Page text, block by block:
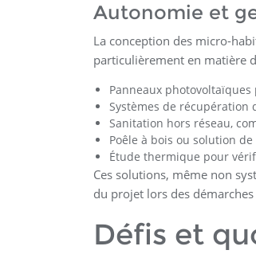
Autonomie et
La conception des micro-
particulièrement en matière
Panneaux
Systèmes de
Sanitation hors réseau,
Poêle à bois ou solution
Étude thermique pour
Ces solutions, même non
du projet lors des
Défis et